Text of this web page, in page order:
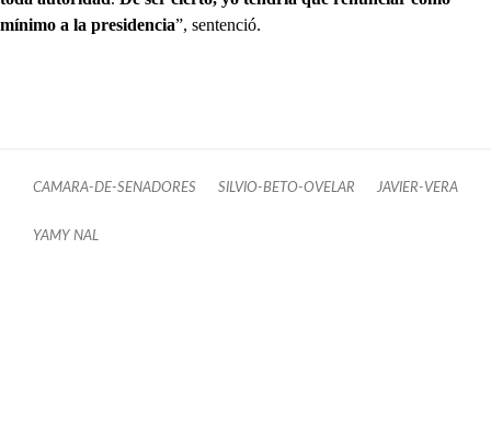
mínimo a la presidencia”, sentenció.
CAMARA-DE-SENADORES SILVIO-BETO-OVELAR JAVIER-VERA
YAMY NAL